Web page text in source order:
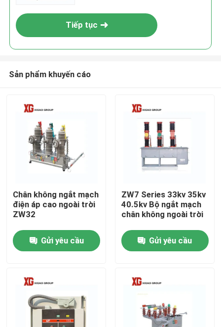
Trang Chủ
Về chúng tôi
Tiếp tục
Sản phẩm khuyến cáo
Chân không ngắt mạch
điện áp cao ngoài trời
ZW32
Gửi yêu cầu
ZW7 Series 33kv 35kv
40.5kv Bộ ngắt mạch
chân không ngoài trời
Gửi yêu cầu